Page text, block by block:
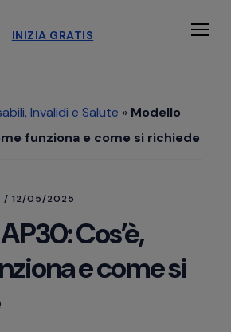
INIZIA GRATIS
Invalidi e Salute » Modello
funziona e come si richiede
/ 12/05/2025
Cos’è,
e come si